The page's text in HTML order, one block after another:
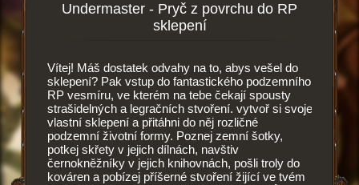
zde
Undermaster - Pryč z povrchu do RP
sklepení
Vítej! Máš dostatek odvahy na to, abys vešel do
sklepení? Pak vstup do fantastického podzemního
RP vesmíru, ve kterém na tebe čekají spousty
strašidelných a legračních stvoření. vytvoř si svoje
vlastní sklepení a přitáhni do něj rozličné
podzemní životní formy. Poznej zemní šotky,
potkej skřety v jejich dílnách, navštiv
černokněžníky v jejich knihovnách, pošli troly do
kováren a pobízej příšerné stvoření žijící ve tvém
Tohle
dlažby,
tak i